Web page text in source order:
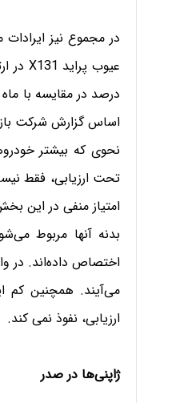
اساس گزارش شرکت
نحوی که بیشتر
امتیاز منفی در این
بدنه آنها مربوط
اختصاص داده‌اند. در
می‌آیند. همچنین کم
ارزیابی، نفوذ نمی کند.
ژاپنی‌ها در صدر